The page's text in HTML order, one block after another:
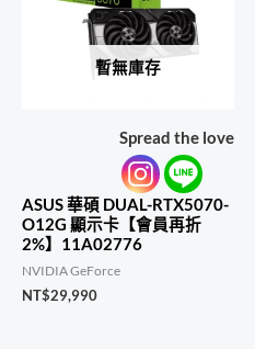
暫無庫存
Spread the love
ASUS 華碩 DUAL-RTX5070-
O12G 顯示卡【會員再折
2%】11A02776
NVIDIA GeForce
NT$29,990